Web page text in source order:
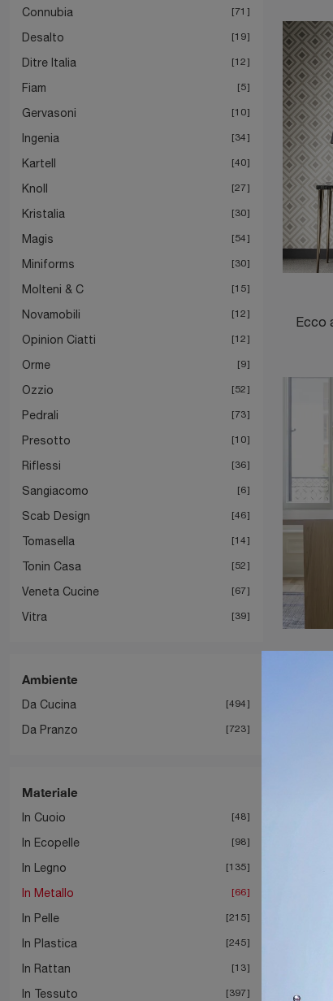
Connubia 71
Desalto 19
Ditre Italia 12
Fiam 5
Gervasoni 10
Ingenia 34
Kartell 40
Knoll 27
Kristalia 30
Magis 54
Miniforms 30
Molteni & C 15
Novamobili 12
Opinion Ciatti 12
Orme 9
Ozzio 52
Pedrali 73
Presotto 10
Riflessi 36
Sangiacomo 6
Scab Design 46
Tomasella 14
Tonin Casa 52
Veneta Cucine 67
Vitra 39
Ambiente
Da Cucina 494
Da Pranzo 723
Materiale
In Cuoio 48
In Ecopelle 98
In Legno 135
In Metallo 66
In Pelle 215
In Plastica 245
In Rattan 13
In Tessuto 397